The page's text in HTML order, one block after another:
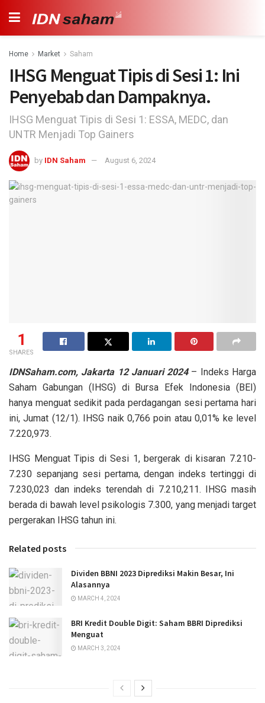
Home Market Saham
IHSG Menguat Tipis di Sesi 1: Ini
Penyebab dan Dampaknya.
IHSG Menguat Tipis di Sesi 1: ESSA, MEDC, dan
UNTR Menjadi Top Gainers
by IDN Saham August 6, 2024
1
SHARES
IDNSaham.com, Jakarta 12 Januari 2024– Indeks Harga
Saham Gabungan (IHSG) di Bursa Efek Indonesia (BEI)
hanya menguat sedikit pada perdagangan sesi pertama hari
ini, Jumat (12/1). IHSG naik 0,766 poin atau 0,01% ke level
7.220,973.
IHSG Menguat Tipis di Sesi 1, bergerak di kisaran 7.210-
7.230 sepanjang sesi pertama, dengan indeks tertinggi di
7.230,023 dan indeks terendah di 7.210,211. IHSG masih
berada di bawah level psikologis 7.300, yang menjadi target
pergerakan IHSG tahun ini.
Related posts
Dividen BBNI 2023 Diprediksi Makin Besar, Ini
Alasannya
MARCH 4, 2024
BRI Kredit Double Digit: Saham BBRI Diprediksi
Menguat
MARCH 3, 2024